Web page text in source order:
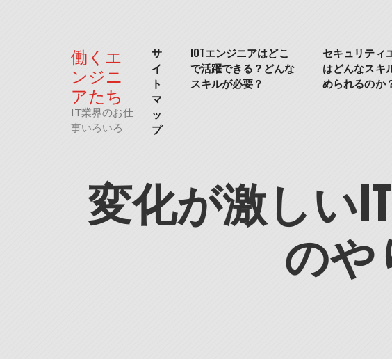
働くエ
ンジニ
アたち
IT業界のお仕
事いろいろ
サ
イ
ト
マ
ッ
プ
IOTエンジニアはどこ
で活躍できる？どんな
スキルが必要？
セキュリティ
はどんなスキ
められるのか
変化が激しい
のや